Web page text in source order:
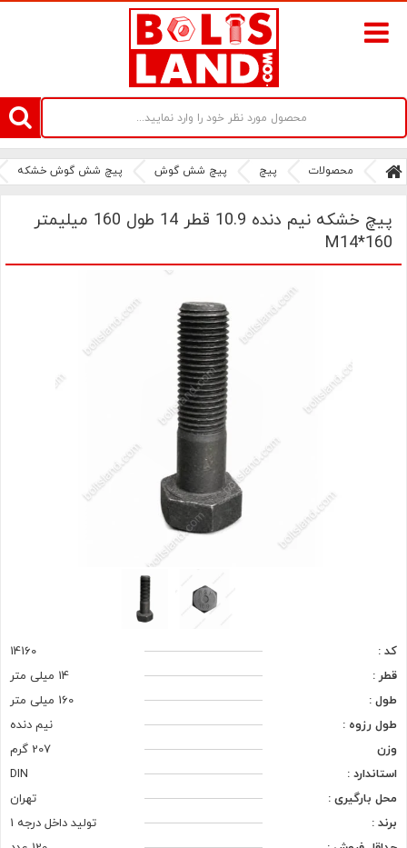
سامانه آنلاین فروش پیچ و مهره های صنعتی بولتز لند | سرزمین پیچ
محصولات پیچ پیچ شش گوش پیچ شش گوش خشکه
پیچ خشکه نیم دنده 10.9 قطر 14 طول 160 میلیمتر
M14*160
کد :
14160
قطر :
14 میلی متر
طول :
160 میلی متر
طول رزوه :
نیم دنده
وزن
207 گرم
استاندارد :
DIN
محل بارگیری :
تهران
برند :
تولید داخل درجه 1